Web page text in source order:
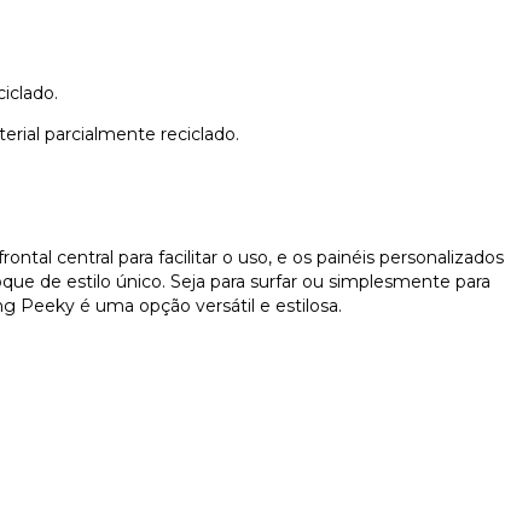
parcialmente reciclado.
central para facilitar o uso, e os painéis personalizados
de estilo único. Seja para surfar ou simplesmente para
Peeky é uma opção versátil e estilosa.